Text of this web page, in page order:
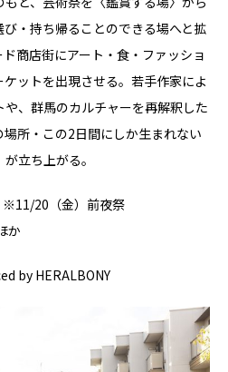
・持ち帰ることのできる場へと拡
商店街にアート・⾷・ファッショ
ットを出現させる。若⼿作家によ
、群⾺のカルチャーを再解釈した
所・この2⽇間にしか⽣まれない
立ち上がる。
※11/20（金）前夜祭
か
by HERALBONY